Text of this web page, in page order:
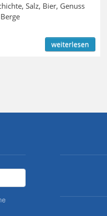
Salz, Bier, Genuss
weiterlesen